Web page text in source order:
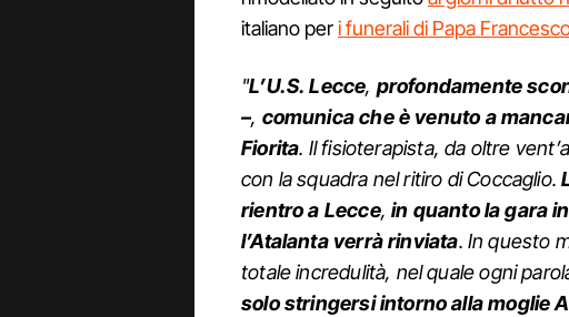
italiano peri funerali di Papa
"L’U.S. Lecce, profondamente
–, comunica che è venuto a
Fiorita. Il fisioterapista, da oltre
con la squadra nel ritiro di Coccaglio.
rientro a Lecce,in quanto la gara
l’Atalanta verrà rinviata. In questo
totale incredulità, nel quale ogni
solo stringersi intorno alla moglie